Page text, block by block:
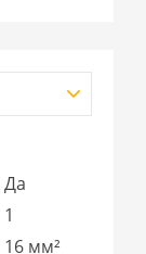
Да
1
16 мм²